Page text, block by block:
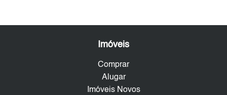
Imóveis
Comprar
Alugar
Imóveis Novos